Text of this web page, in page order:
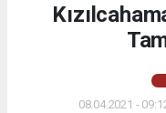
08.04.2021 -